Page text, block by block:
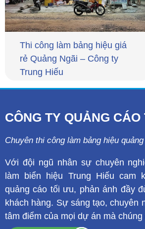
Thi công làm bảng hiệu giá
rẻ Quảng Ngãi – Công ty
Trung Hiếu
CÔNG TY QUẢNG CÁO
Chuyên thi công làm bảng hiệu
Với đội ngũ nhân sự chuyên
làm biển hiệu Trung Hiếu cam
quảng cáo tối ưu, phản ánh đầy
khách hàng. Sự sáng tạo, chuyên
tâm điểm của mọi dự án mà